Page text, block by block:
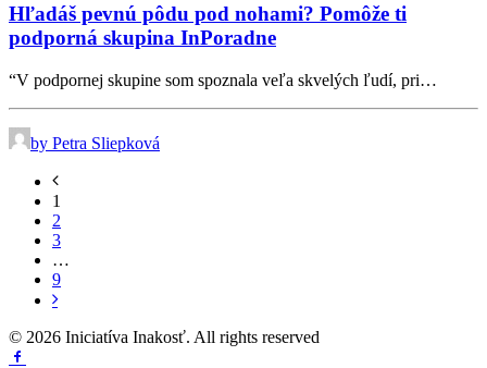
Hľadáš pevnú pôdu pod nohami? Pomôže ti
podporná skupina InPoradne
“V podpornej skupine som spoznala veľa skvelých ľudí, pri…
by Petra Sliepková
1
2
3
…
9
© 2026 Iniciatíva Inakosť. All rights reserved